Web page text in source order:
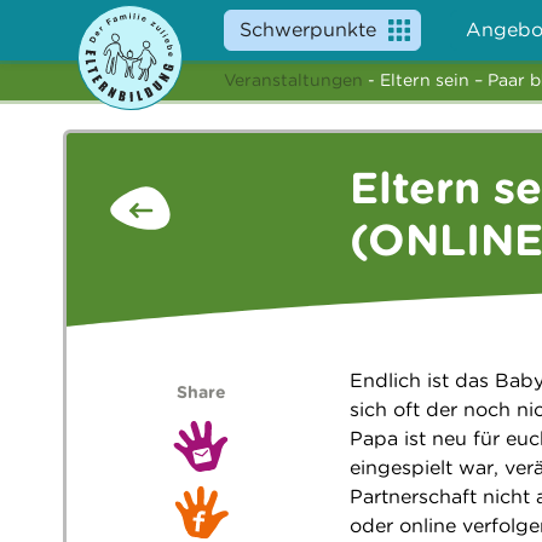
Schwerpunkte
Veranstaltungen - Eltern sein – Paar
Eltern
Endlich ist das
sich oft der noch
Papa ist neu für
eingespielt war,
Partnerschaft nicht
oder online
Share